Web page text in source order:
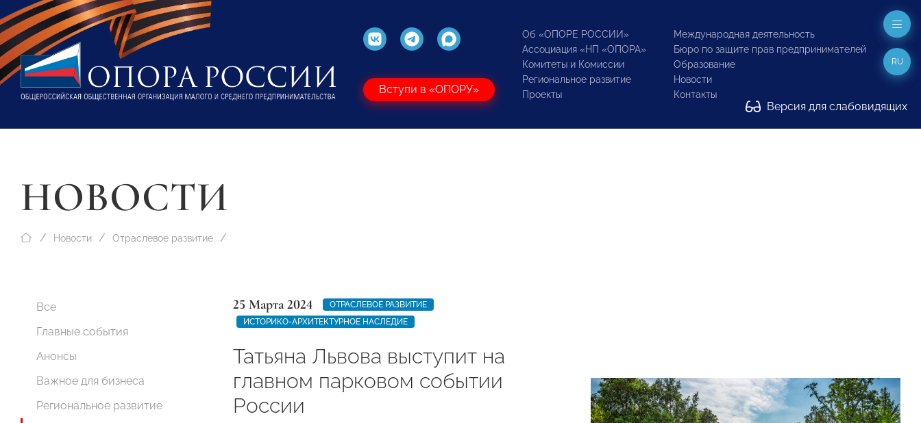
Вступи в «ОПОРУ»
Об «ОПОРЕ РОССИИ»
Ассоциация «НП «ОПОРА»
Комитеты и Комиссии
Региональное развитие
Проекты
Международная деятельность
Бюро по защите прав предпринимателей
Образование
Новости
Контакты
Версия для слабовидящих
RU
НОВОСТИ
Новости Отраслевое развитие
Все
Главные события
Анонсы
Важное для бизнеса
Региональное развитие
25 Марта 2024
ОТРАСЛЕВОЕ РАЗВИТИЕ
ИСТОРИКО-АРХИТЕКТУРНОЕ НАСЛЕДИЕ
Татьяна Львова выступит на
главном парковом событии
России